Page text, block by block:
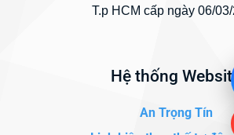
T.p HCM cấp ngày 06/
Hệ thống Website
An Trọng Tín